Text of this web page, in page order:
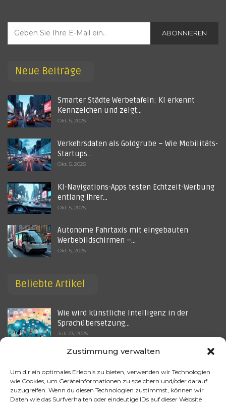
Zustimmung verwalten
Um dir ein optimales Erlebnis zu bieten, verwenden wir Technologien
wie Cookies, um Geräteinformationen zu speichern und/oder darauf
zuzugreifen. Wenn du diesen Technologien zustimmst, können wir
Daten wie das Surfverhalten oder eindeutige IDs auf dieser Website
ABONNIEREN
Neue Beiträge
Smarter Städte Werbetafeln: KI erkennt
Kennzeichen und zeigt…
Okt. 5, 2025
Verkehrsdaten als Goldgrube – Wie Mobilitäts-
Startups…
Okt. 5, 2025
KI-Navigations-Apps testen Echtzeit-Werbung
entlang Ihrer…
Okt. 5, 2025
Autonome Fahrtaxis mit eingebauten
Werbebildschirmen –…
Okt. 5, 2025
Beliebte Artikel
Wie wird künstliche Intelligenz in der
Sprachübersetzung…
Juli 23, 2025
Wie wird künstliche Intelligenz in der
Welche Rolle spielt künstliche Intelligenz in